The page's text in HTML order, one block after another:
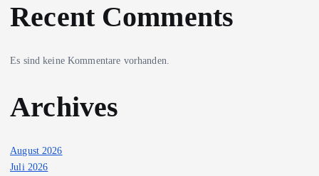
Recent Comments
Es sind keine Kommentare vorhanden.
Archives
August 2026
Juli 2026